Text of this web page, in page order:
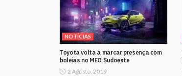
NOTÍCIAS
Toyota volta a marcar presença com
boleias no MEO Sudoeste
2 Agosto, 2019